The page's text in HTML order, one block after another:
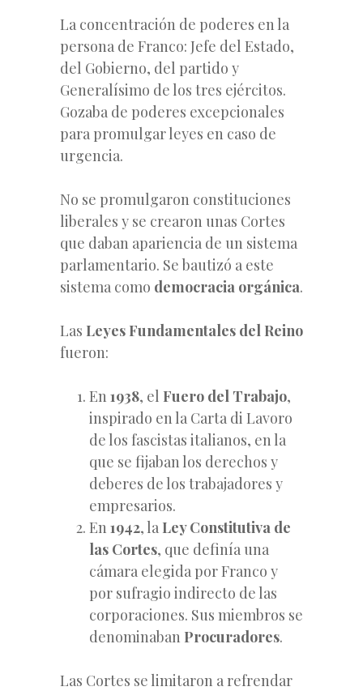
La concentración de poderes en la
persona de Franco: Jefe del Estado,
del Gobierno, del partido y
Generalísimo de los tres ejércitos.
Gozaba de poderes excepcionales
para promulgar leyes en caso de
urgencia.
No se promulgaron constituciones
liberales y se crearon unas Cortes
que daban apariencia de un sistema
parlamentario. Se bautizó a este
sistema como democracia orgánica.
Las Leyes Fundamentales del Reino
fueron:
En 1938, el Fuero del Trabajo,
inspirado en la Carta di Lavoro
de los fascistas italianos, en la
que se fijaban los derechos y
deberes de los trabajadores y
empresarios.
En 1942, laLey Constitutiva de
las Cortes, que definía una
cámara elegida por Franco y
por sufragio indirecto de las
corporaciones. Sus miembros se
denominaban Procuradores.
Las Cortes se limitaron a refrendar